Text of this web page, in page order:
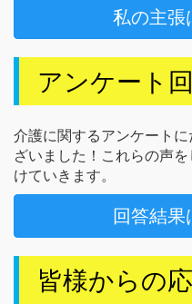
私の主張
アンケート
介護に関するアンケート
ざいました！これらの声
けていきます。
回答結果
皆様からの